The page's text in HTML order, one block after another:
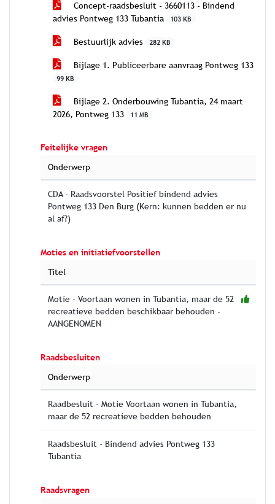
Concept-raadsbesluit - 3660113 - Bindend
advies Pontweg 133 Tubantia
103 KB
Bestuurlijk advies 282 KB
Bijlage 1. Publiceerbare aanvraag Pontweg 133
99 KB
Bijlage 2. Onderbouwing Tubantia, 24 maart
2026, Pontweg 133
11 MB
Feitelijke vragen
Onderwerp
CDA - Raadsvoorstel Positief bindend advies
Pontweg 133 Den Burg (Kern: kunnen bedden er nu
al af?)
Moties en initiatiefvoorstellen
Titel
Motie - Voortaan wonen in Tubantia, maar de 52
recreatieve bedden beschikbaar behouden -
AANGENOMEN
Raadsbesluiten
Onderwerp
Raadbesluit - Motie Voortaan wonen in Tubantia,
maar de 52 recreatieve bedden behouden
Raadsbesluit - Bindend advies Pontweg 133
Tubantia
Raadsvragen